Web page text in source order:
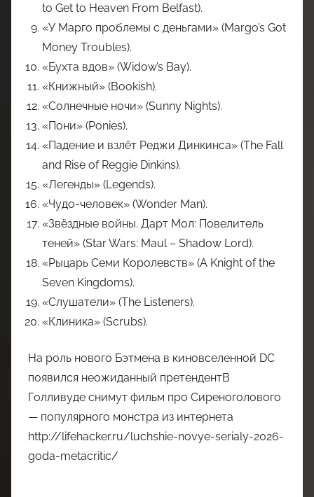
to Get to Heaven From Belfast).
«У Марго проблемы с деньгами» (Margo’s Got
Money Troubles).
«Бухта вдов» (Widow’s Bay).
«Книжный» (Bookish).
«Солнечные ночи» (Sunny Nights).
«Пони» (Ponies).
«Падение и взлёт Реджи Динкинса» (The Fall
and Rise of Reggie Dinkins).
«Легенды» (Legends).
«Чудо-человек» (Wonder Man).
«Звёздные войны. Дарт Мол: Повелитель
теней» (Star Wars: Maul – Shadow Lord).
«Рыцарь Семи Королевств» (A Knight of the
Seven Kingdoms).
«Слушатели» (The Listeners).
«Клиника» (Scrubs).
На роль нового Бэтмена в киновселенной DC
появился неожиданный претендентВ
Голливуде снимут фильм про Сиреноголового
— популярного монстра из интернета
http://lifehacker.ru/luchshie-novye-serialy-2026-
goda-metacritic/